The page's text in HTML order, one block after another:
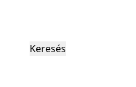
Keresés